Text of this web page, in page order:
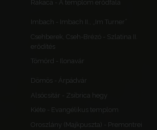
Rakaca - A templom erődfala
Imbach - Imbach II., „Im Turner”
Csehberek, Cseh-Brézó - Szlatina II.
erődítés
Tömörd - Ilonavár
Dömös - Árpádvár
Alsócsitár - Zsibrica hegy
Kiéte - Evangélikus templom
Oroszlány (Majkpuszta) - Premontrei